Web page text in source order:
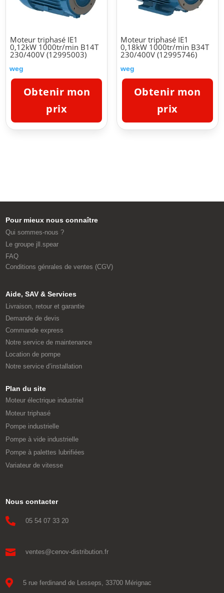
Moteur triphasé IE1
0,12kW 1000tr/min B14T
230/400V (12995003)
weg
Obtenir mon
prix
Moteur triphasé IE1
0,18kW 1000tr/min B34T
230/400V (12995746)
weg
Obtenir mon
prix
Pour mieux nous connaître
Qui sommes-nous ?
Le groupe jll.spear
FAQ
Conditions génrales de ventes (CGV)
Aide, SAV & Services
Livraison, retour et garantie
Demande de devis
Commande express
Notre service de maintenance
Location de pompe
Notre service d’installation
Plan du site
Moteur électrique industriel
Moteur triphasé
Pompe industrielle
Pompe à vide industrielle
Pompe à palettes lubrifiées
Variateur de vitesse
Nous contacter
 05 54 07 33 20
 ventes@cenov-distribution.fr
 5 rue ferdinand de Lesseps, 33700 Mérignac